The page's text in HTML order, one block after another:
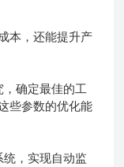
本，还能提升产
确定最佳的工
些参数的优化能
，实现自动监